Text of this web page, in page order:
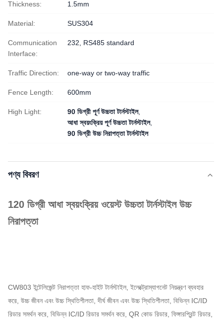
Thickness: 1.5mm
Material: SUS304
Communication
Interface:
232, RS485 standard
Traffic Direction: one-way or two-way traffic
Fence Length: 600mm
High Light: 90 ডিগ্রী পূর্ণ উচ্চতা টার্নস্টাইল,
আধা স্বয়ংক্রিয় পূর্ণ উচ্চতা টার্নস্টাইল,
90 ডিগ্রী উচ্চ নিরাপত্তা টার্নস্টাইল
পণ্য বিবরণ
120 ডিগ্রী আধা স্বয়ংক্রিয় ওয়েস্ট উচ্চতা টার্নস্টাইল উচ্চ
নিরাপত্তা
CW803 ইন্টেলিজেন্ট নিরাপত্তা হাফ-হাইট টার্নস্টাইল, ইলেক্ট্রোম্যাগনেট নিয়ন্ত্রণ ব্যবহার
করে, উচ্চ জীবন এবং উচ্চ স্থিতিশীলতা, দীর্ঘ জীবন এবং উচ্চ স্থিতিশীলতা, বিভিন্ন IC/ID
রিডার সমর্থন করে, বিভিন্ন IC/ID রিডার সমর্থন করে, QR কোড রিডার, ফিঙ্গারপ্রিন্ট রিডার,